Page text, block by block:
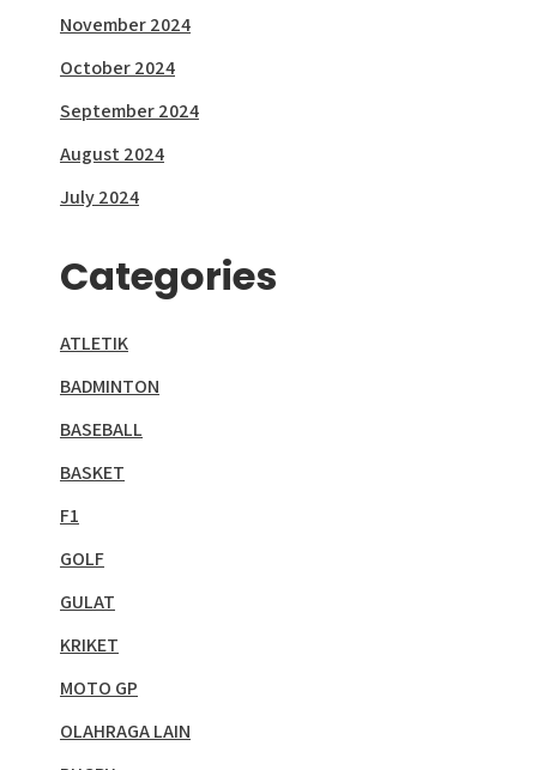
November 2024
October 2024
September 2024
August 2024
July 2024
Categories
ATLETIK
BADMINTON
BASEBALL
BASKET
F1
GOLF
GULAT
KRIKET
MOTO GP
OLAHRAGA LAIN